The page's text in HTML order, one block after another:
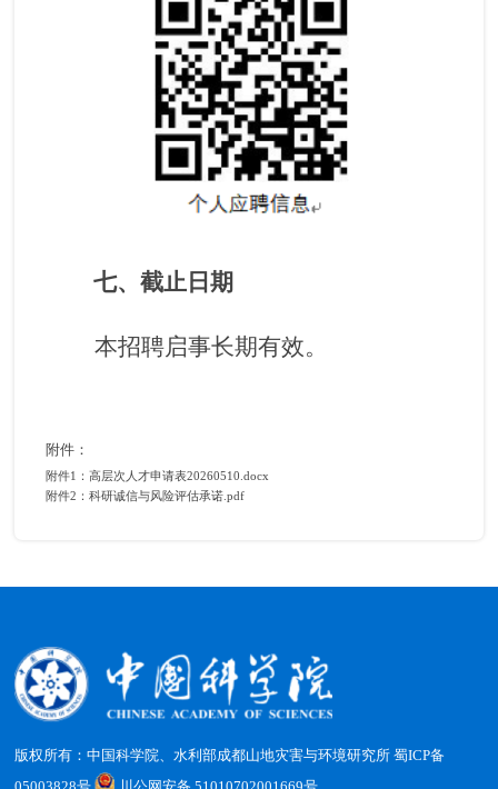
七、截止日期
本招聘启事长期有效。
附件：
附件1：高层次人才申请表20260510.docx
附件2：科研诚信与风险评估承诺.pdf
版权所有：中国科学院、水利部成都山地灾害与环境研究所蜀ICP备